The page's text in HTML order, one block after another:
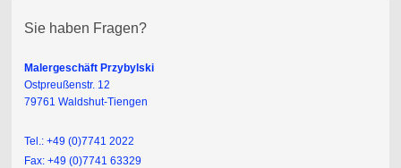
Sie haben Fragen?
Malergeschäft Przybylski
Ostpreußenstr. 12
79761 Waldshut-Tiengen
Tel.: +49 (0)7741 2022
Fax: +49 (0)7741 63329